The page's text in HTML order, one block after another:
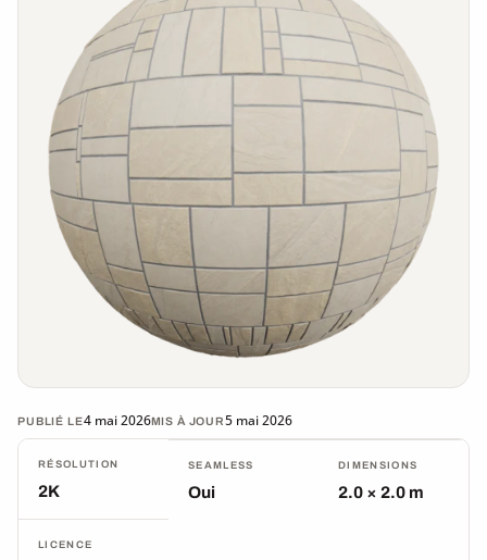
PUBLIÉ LE4 mai 2026MIS À JOUR5 mai 2026
RÉSOLUTION
2K
SEAMLESS
Oui
DIMENSIONS
2.0 × 2.0 m
LICENCE